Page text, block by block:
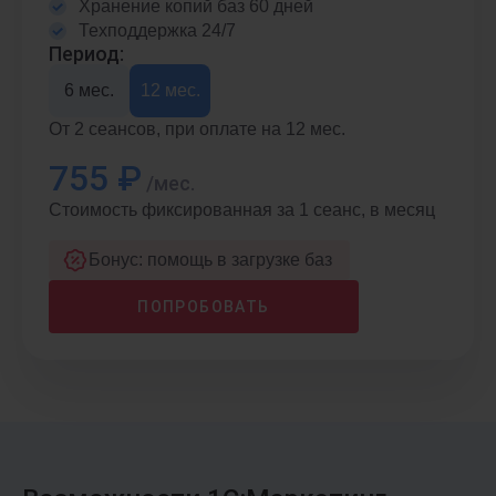
Хранение копий баз 60 дней
Техподдержка 24/7
Период:
6 мес. 12 мес.
От 2 сеансов, при оплате на 12 мес.
755 ₽
Стоимость фиксированная за 1 сеанс, в месяц
Бонус: помощь в загрузке баз
ПОПРОБОВАТЬ